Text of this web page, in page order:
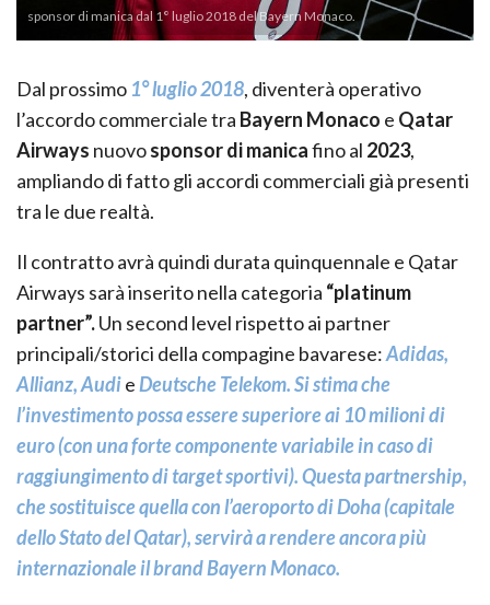
sponsor di manica dal 1° luglio 2018 del Bayern Monaco.
Dal prossimo 1° luglio 2018, diventerà operativo
l’accordo commerciale tra Bayern Monaco e Qatar
Airways nuovosponsor di manicafino al 2023,
ampliando di fatto gli accordi commerciali già presenti
tra le due realtà.
Il contratto avrà quindi durata quinquennale e Qatar
Airways sarà inserito nella categoria “platinum
partner”.Un second level rispetto ai partner
principali/storici della compagine bavarese:Adidas,
Allianz, AudieDeutsche Telekom. Si stima che
l’investimento possa essere superiore ai 10 milioni di
euro (con una forte componente variabile in caso di
raggiungimento di target sportivi). Questa partnership,
che sostituisce quella con l’aeroporto di Doha (capitale
dello Stato del Qatar), servirà a rendere ancora più
internazionale il brand Bayern Monaco.